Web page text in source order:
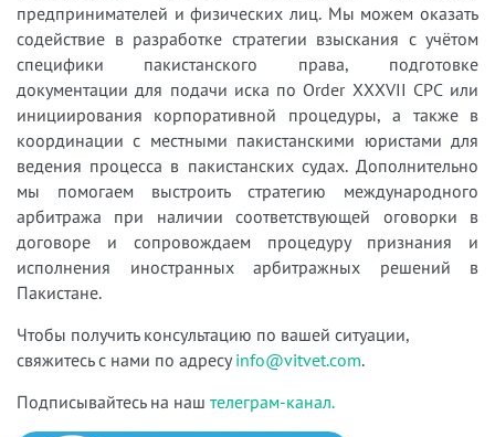
предпринимателей и физических лиц. Мы можем оказать
содействие в разработке стратегии взыскания с учётом
специфики пакистанского права, подготовке
документации для подачи иска по Order XXXVII CPC или
инициирования корпоративной процедуры, а также в
координации с местными пакистанскими юристами для
ведения процесса в пакистанских судах. Дополнительно
мы помогаем выстроить стратегию международного
арбитража при наличии соответствующей оговорки в
договоре и сопровождаем процедуру признания и
исполнения иностранных арбитражных решений в
Пакистане.
Чтобы получить консультацию по вашей ситуации,
свяжитесь с нами по адресуinfo@vitvet.com.
Подписывайтесь на наш телеграм-канал.